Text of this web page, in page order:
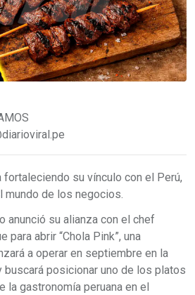
fortaleciendo su vínculo con el Perú,
de los negocios.
anunció su alianza con el chef
para abrir “Chola Pink”, una
a operar en septiembre en la
buscará posicionar uno de los platos
gastronomía peruana en el